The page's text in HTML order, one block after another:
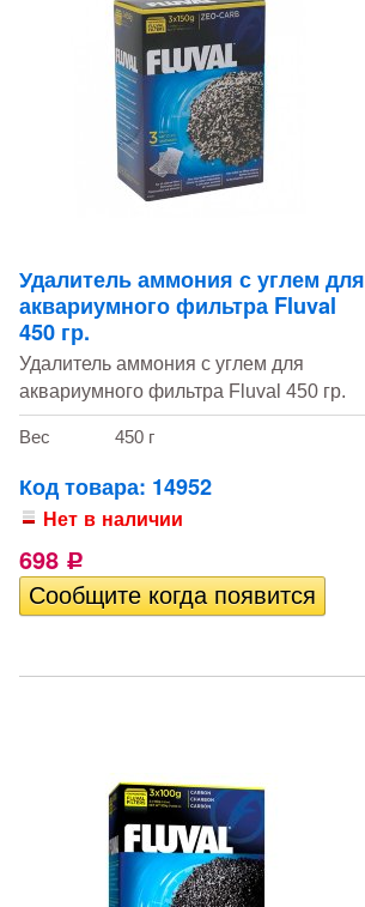
Удалитель аммония с углем для
аквариумного фильтра Fluval
450 гр.
Удалитель аммония с углем для
аквариумного фильтра Fluval 450 гр.
Вес 450 г
Код товара: 14952
Нет в наличии
698 Р